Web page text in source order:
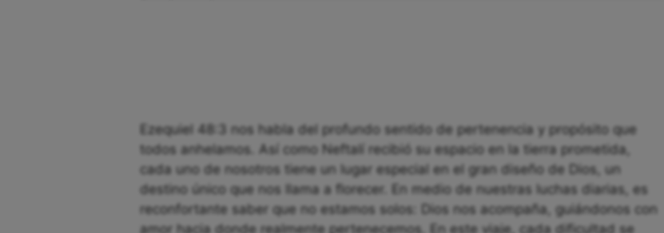
Ezequiel 48:3 nos habla del profundo sentido de pertenencia y propósito que
todos anhelamos. Así como Neftalí recibió su espacio en la tierra prometida,
cada uno de nosotros tiene un lugar especial en el gran diseño de Dios, un
destino único que nos llama a florecer. En medio de nuestras luchas diarias, es
reconfortante saber que no estamos solos: Dios nos acompaña, guiándonos con
amor hacia donde realmente pertenecemos. En este viaje, cada dificultad se